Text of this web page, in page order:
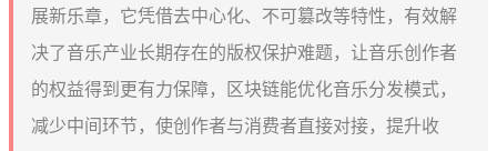
展新乐章，它凭借去中心化、不可篡改等特性，有效解
决了音乐产业长期存在的版权保护难题，让音乐创作者
的权益得到更有力保障，区块链能优化音乐分发模式，
减少中间环节，使创作者与消费者直接对接，提升收